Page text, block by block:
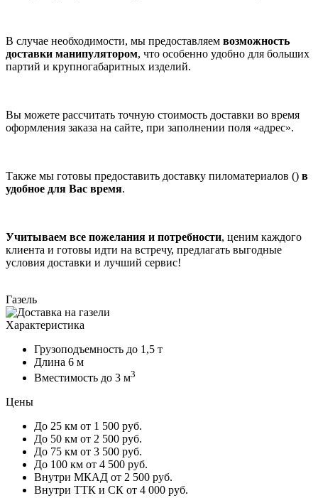
В случае необходимости, мы предоставляем возможность
доставки манипулятором, что особенно удобно для больших
партий и крупногабаритных изделий.
Вы можете рассчитать точную стоимость доставки во время
оформления заказа на сайте, при заполнении поля «адрес».
Также мы готовы предоставить доставку пиломатериалов () в
удобное для Вас время.
Учитываем все пожелания и потребности, ценим каждого
клиента и готовы идти на встречу, предлагать выгодные
условия доставки и лучший сервис!
Газель
Характеристика
Грузоподъемность до 1,5 т
Длина 6 м
Вместимость до 3 м3
Цены
До 25 км от 1 500 руб.
До 50 км от 2 500 руб.
До 75 км от 3 500 руб.
До 100 км от 4 500 руб.
Внутри МКАД от 2 500 руб.
Внутри ТТК и СК от 4 000 руб.